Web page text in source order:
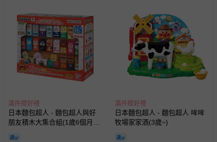
滿件贈好禮
日本麵包超人 - 麵包超人與好
朋友積木大集合組(1歲6個月以
滿件贈好禮
日本麵包超人 - 麵包超人 哞哞
牧場家家酒(3歲~)